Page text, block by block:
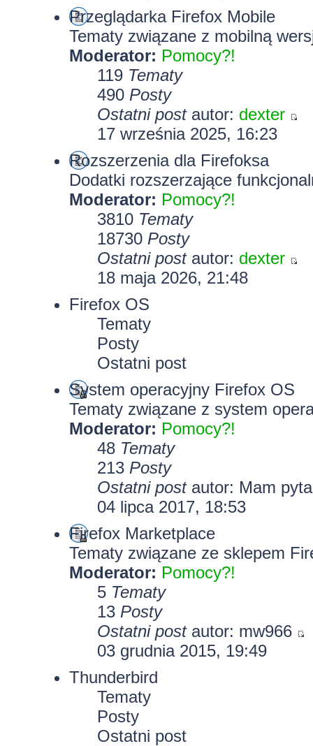
Przeglądarka Firefox Mobile
Tematy związane z mobilną
Moderator: Pomocy?!
119 Tematy
490 Posty
Ostatni postautor: dexter
17 września 2025, 16:23
Rozszerzenia dla Firefoksa
Dodatki rozszerzające
Moderator: Pomocy?!
3810 Tematy
18730 Posty
Ostatni postautor: dexter
18 maja 2026, 21:48
Firefox OS
Tematy
Posty
Ostatni post
System operacyjny Firefox OS
Tematy związane z system
Moderator: Pomocy?!
48 Tematy
213 Posty
Ostatni postautor: Mam
04 lipca 2017, 18:53
Firefox Marketplace
Tematy związane ze sklepem
Moderator: Pomocy?!
5 Tematy
13 Posty
Ostatni postautor: mw966
03 grudnia 2015, 19:49
Thunderbird
Tematy
Posty
Ostatni post